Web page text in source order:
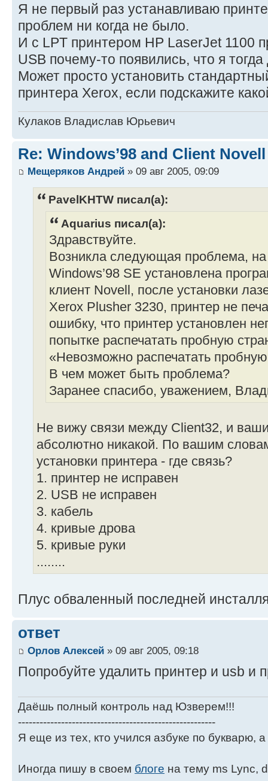
Я не первый раз устанавливаю
проблем ни когда не было.
И с LPT принтером HP LaserJet 1100
USB почему-то появились, что я
Может просто установить
принтера Xerox, если подскажите
Кулаков Владислав Юрьевич
Re: Windows’98 and Client Novell
Мещеряков Андрей » 09 авг 2005, 09:09
PavelKHTW писал(а):
Aquarius писал(а):
Здравствуйте.
Возникла следующая проблема,
Windows’98 SE установлена
клиент Novell, после установки
Xerox Plusher 3230, принтер не
ошибку, что принтер установлен
попытке распечатать пробную
«Невозможно распечатать
В чем может быть проблема?
Заранее спасибо, уважением,
Не вижу связи между Client32, и
абсолютно никакой. По вашим
установки принтера - где связь?
1. принтер не исправен
2. USB не исправен
3. кабель
4. кривые дрова
5. кривые руки
........
Плус обваленный последней
ответ
Орлов Алексей » 09 авг 2005, 09:18
Попробуйте удалить принтер и usb и
Даёшь полный контроль над Юзверем!!!
-------------------------------------------------------
Я еще из тех, кто учился азбуке по букварю,
Иногда пишу в своем блоге на тему ms Lync,